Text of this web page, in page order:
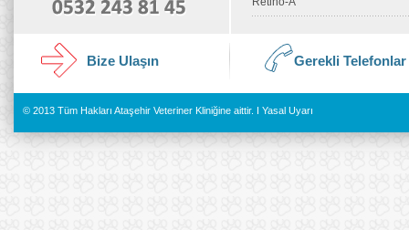
Bize Ulaşın Gerekli Telefonlar
© 2013 Tüm Hakları Ataşehir Veteriner Kliniğine aittir. I Yasal Uyarı